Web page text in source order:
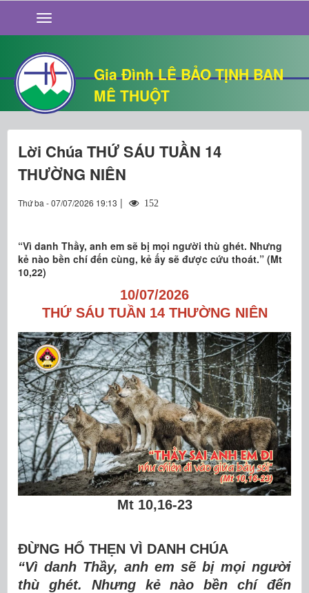
Gia Đình LÊ BẢO TỊNH BAN
MÊ THUỘT
GIỚI THIỆU
TIN TỨC
SỐNG ĐẠO
CHUYỆN NHÀ
QUÁN VĂN
THƯ GIÃN
Lời Chúa THỨ SÁU TUẦN 14
THƯỜNG NIÊN
Thứ ba - 07/07/2026 19:13 | 152
“Vì danh Thầy, anh em sẽ bị mọi người thù ghét. Nhưng
kẻ nào bền chí đến cùng, kẻ ấy sẽ được cứu thoát.” (Mt
10,22)
10/07/2026
THỨ SÁU TUẦN 14 THƯỜNG NIÊN
Mt 10,16-23
ĐỪNG HỔ THẸN VÌ DANH CHÚA
“Vì danh Thầy, anh em sẽ bị mọi người
thù ghét. Nhưng kẻnào bền chí đến